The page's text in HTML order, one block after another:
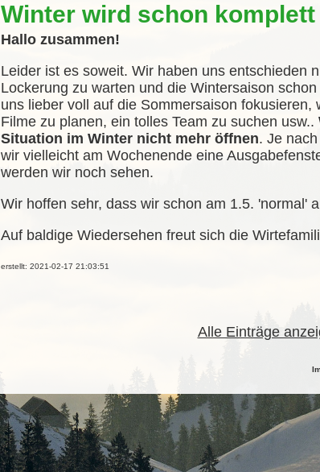
Winter wird schon
Hallo zusammen!
Leider ist es soweit. Wir haben uns entschieden
Lockerung zu warten und die Wintersaison
uns lieber voll auf die Sommersaison fokusieren,
Filme zu planen, ein tolles Team zu suchen usw..
Situation im Winter nicht mehr öffnen. Je
wir vielleicht am Wochenende eine
werden wir noch sehen.
Wir hoffen sehr, dass wir schon am 1.5. 'normal'
Auf baldige Wiedersehen freut sich die
erstellt: 2021-02-17 21:03:51
Alle Einträge